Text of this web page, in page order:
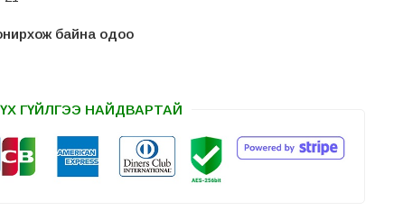
байна одоо
ГҮЙЛГЭЭ НАЙДВАРТАЙ